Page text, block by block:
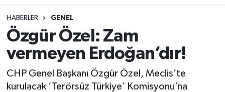
HABERLER GENEL
Özgür Özel: Zam
vermeyen Erdoğan’dır!
CHP Genel Başkanı Özgür Özel, Meclis’te
kurulacak ‘Terörsüz Türkiye’ Komisyonu’na
Ege Haberleri
Ekonomi
Genel
Gündem
Yunusemre Hava Durumu
Yunusemre Trafik Yoğunluk Haritası
Süper Lig Puan Durumu ve Fikstür
Tüm Manşetler